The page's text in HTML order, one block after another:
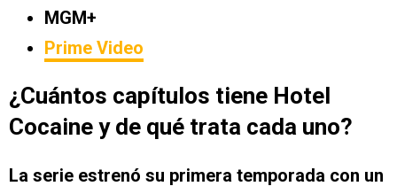
MGM+
Prime Video
¿Cuántos capítulos tiene Hotel
Cocaine y de qué trata cada uno?
La serie estrenó su primera temporada con un